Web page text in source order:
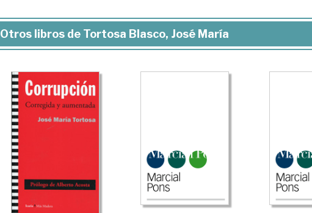
Otros libros de Tortosa Blasco, José María